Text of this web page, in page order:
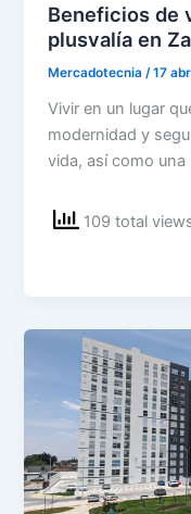
Beneficios de
plusvalía en
Mercadotecnia /17
Vivir en un lugar
modernidad y
vida, así como una
109 total